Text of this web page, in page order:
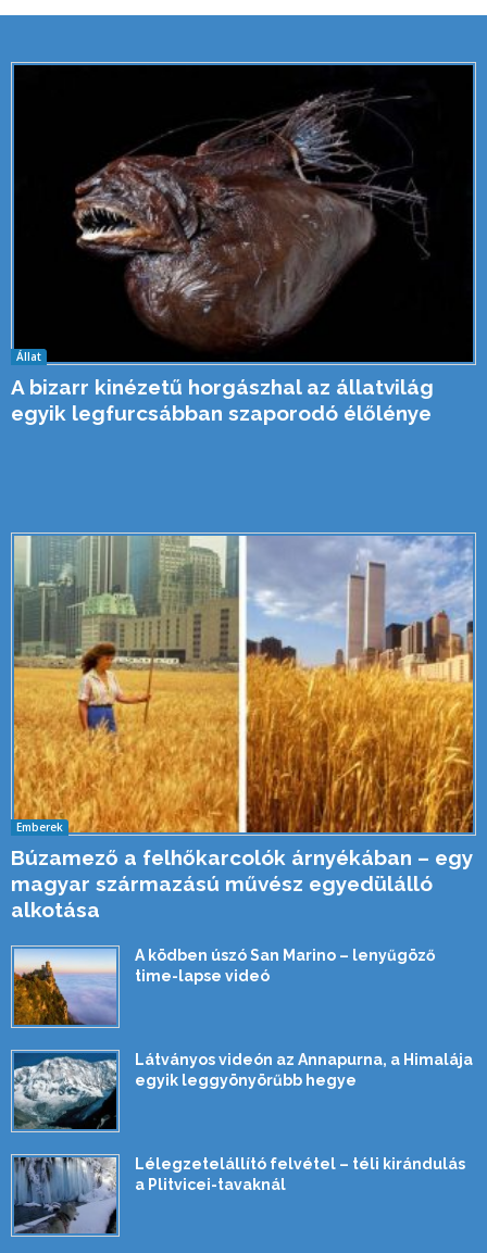
Állat
A bizarr kinézetű horgászhal az állatvilág
egyik legfurcsábban szaporodó élőlénye
Emberek
Búzamező a felhőkarcolók árnyékában – egy
magyar származású művész egyedülálló
alkotása
A ködben úszó San Marino – lenyűgöző
time-lapse videó
Látványos videón az Annapurna, a Himalája
egyik leggyönyörűbb hegye
Lélegzetelállító felvétel – téli kirándulás
a Plitvicei-tavaknál